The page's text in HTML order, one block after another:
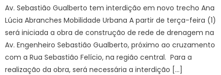
Av. Sebastião Gualberto tem interdição em novo trecho Ana
Lúcia Abranches Mobilidade Urbana A partir de terça-feira (1)
será iniciada a obra de construção de rede de drenagem na
Av. Engenheiro Sebastião Gualberto, próximo ao cruzamento
com a Rua Sebastião Felício, na região central. Para a
realização da obra, será necessária a interdição […]